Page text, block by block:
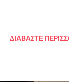
ΔΙΑΒΑΣΤΕ